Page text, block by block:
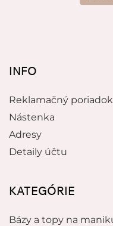
INFO
Reklamačný poriadok
Nástenka
Adresy
Detaily účtu
KATEGÓRIE
Bázy a topy na